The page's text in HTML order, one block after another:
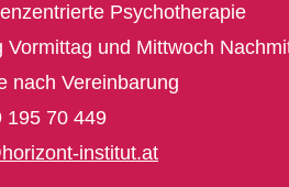
Psychotherapie
Vormittag und Mittwoch
nach Vereinbarung
195 70 449
institut.at